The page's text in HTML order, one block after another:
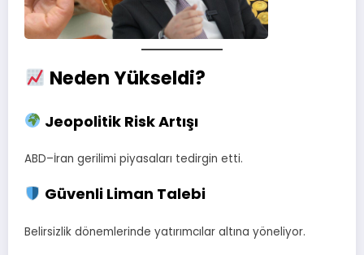
Neden Yükseldi?
Jeopolitik Risk Artışı
ABD–İran gerilimi piyasaları tedirgin etti.
Güvenli Liman Talebi
Belirsizlik dönemlerinde yatırımcılar altına yöneliyor.